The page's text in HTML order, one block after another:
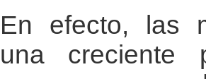
En efecto, las
una creciente